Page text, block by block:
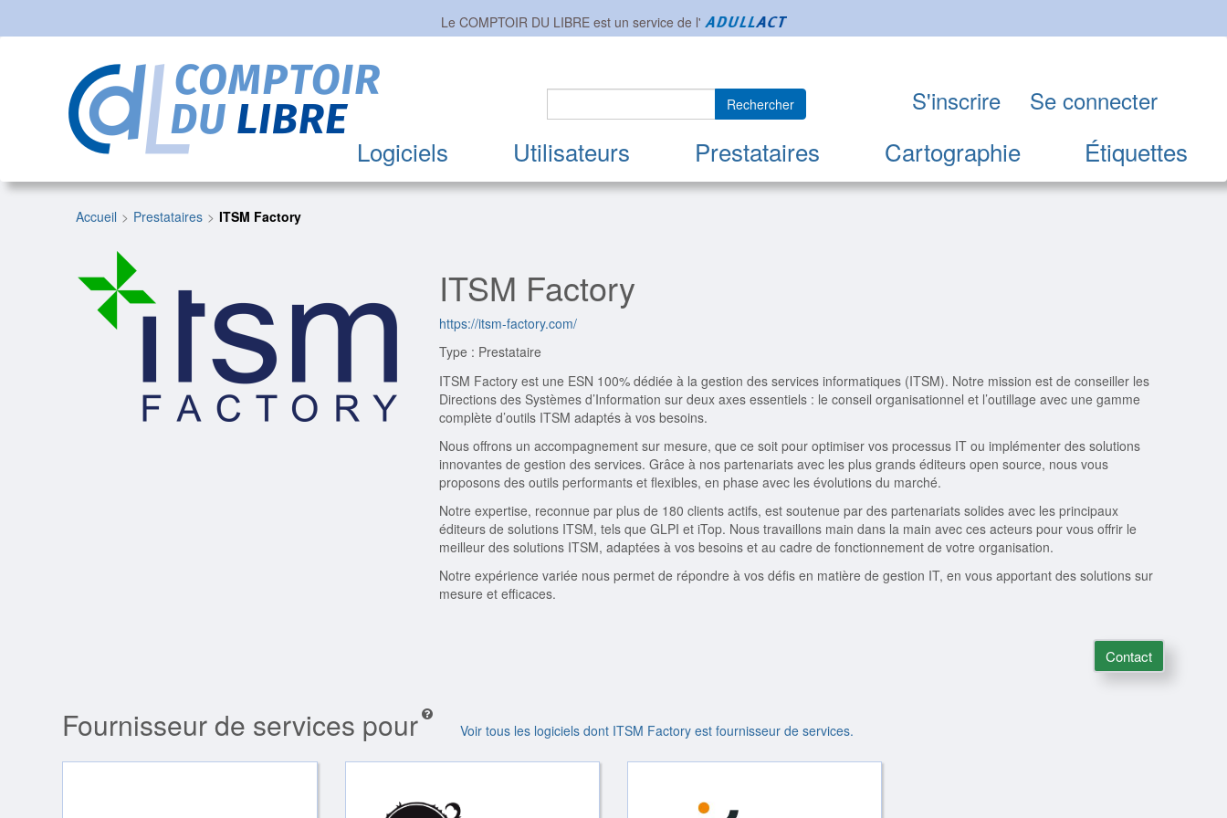
Le COMPTOIR DU LIBRE est un service de l'
Logiciels Utilisateurs Prestataires Cartographie Étiquettes
Rechercher S'inscrire Se connecter
Accueil Prestataires ITSM Factory
ITSM Factory
https://itsm-factory.com/
Type : Prestataire
ITSM Factory est une ESN 100% dédiée à la gestion des services informatiques (ITSM). Notre mission est de conseiller les
Directions des Systèmes d’Information sur deux axes essentiels : le conseil organisationnel et l’outillage avec une gamme
complète d’outils ITSM adaptés à vos besoins.
Nous offrons un accompagnement sur mesure, que ce soit pour optimiser vos processus IT ou implémenter des solutions
innovantes de gestion des services. Grâce à nos partenariats avec les plus grands éditeurs open source, nous vous
proposons des outils performants et flexibles, en phase avec les évolutions du marché.
Notre expertise, reconnue par plus de 180 clients actifs, est soutenue par des partenariats solides avec les principaux
éditeurs de solutions ITSM, tels que GLPI et iTop. Nous travaillons main dans la main avec ces acteurs pour vous offrir le
meilleur des solutions ITSM, adaptées à vos besoins et au cadre de fonctionnement de votre organisation.
Notre expérience variée nous permet de répondre à vos défis en matière de gestion IT, en vous apportant des solutions sur
mesure et efficaces.
Contact
Fournisseur de services pour Voir tous les logiciels dont ITSM Factory est fournisseur de services.